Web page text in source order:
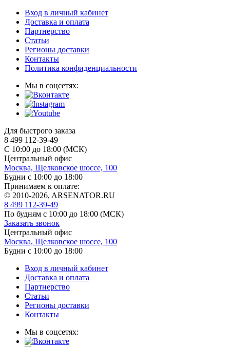
Вход в личный кабинет
Доставка и оплата
Партнерство
Статьи
Регионы доставки
Контакты
Политика конфиденциальности
Мы в соцсетях:
Для быстрого заказа
8 499 112-39-49
С 10:00 до 18:00 (МСК)
Центральный офис
Москва, Щелковское шоссе, 100
Будни с 10:00 до 18:00
Принимаем к оплате:
© 2010-2026, ARSENATOR.RU
8 499 112-39-49
По будням с 10:00 до 18:00 (МСК)
Заказать звонок
Центральный офис
Москва, Щелковское шоссе, 100
Будни с 10:00 до 18:00
Вход в личный кабинет
Доставка и оплата
Партнерство
Статьи
Регионы доставки
Контакты
Мы в соцсетях: